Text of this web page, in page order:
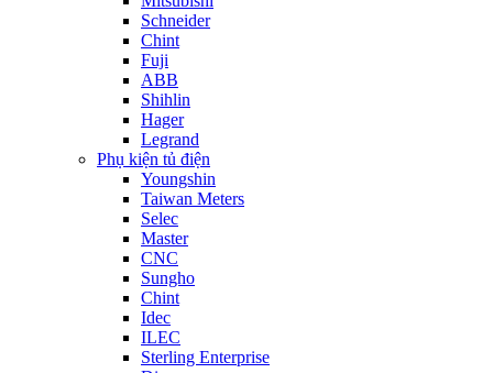
Schneider
Chint
Fuji
ABB
Shihlin
Hager
Legrand
Phụ kiện tủ điện
Youngshin
Taiwan Meters
Selec
Master
CNC
Sungho
Chint
Idec
ILEC
Sterling Enterprise